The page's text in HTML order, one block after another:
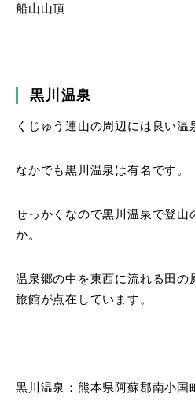
船山山頂
黒川温泉
くじゅう連山の周辺には良い温
なかでも黒川温泉は有名です。
せっかくなので黒川温泉で登山
か。
温泉郷の中を東西に流れる田の
旅館が点在しています。
黒川温泉：熊本県阿蘇郡南小国